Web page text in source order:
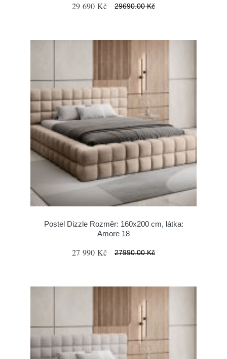
29 690 Kč 29690.00 Kč
Postel Dizzle Rozměr: 160x200 cm, látka:
Amore 18
27 990 Kč 27990.00 Kč